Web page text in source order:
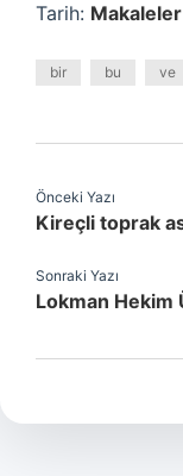
Tarih: Makaleler
bir bu ve
Önceki Yazı
Kireçli toprak
Sonraki Yazı
Lokman Hekim